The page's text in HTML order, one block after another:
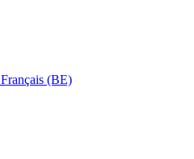
Français (BE)